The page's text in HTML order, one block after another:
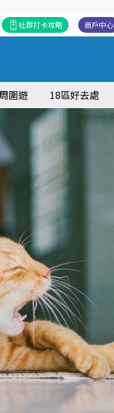
商戶中心
社群打卡攻略
圍遊 18區好去處